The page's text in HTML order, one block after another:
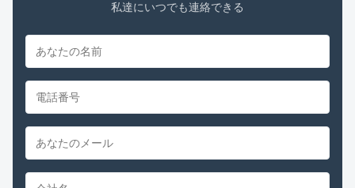
私達にいつでも連絡できる